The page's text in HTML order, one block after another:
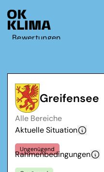
Bewertungen
Kontakt
Deutsch
Français
Greifensee
Alle Bereiche
Aktuelle Situation
Ungenügend
Rahmenbedingungen